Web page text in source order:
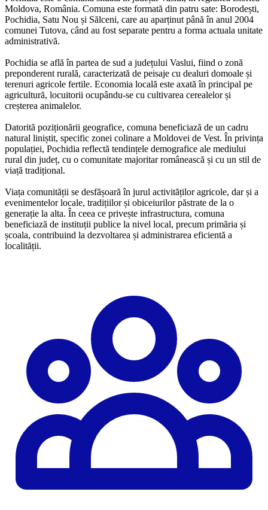
Moldova, România. Comuna este formată din patru sate: Borodești,
Pochidia, Satu Nou și Sălceni, care au aparținut până în anul 2004
comunei Tutova, când au fost separate pentru a forma actuala unitate
administrativă.
Pochidia se află în partea de sud a județului Vaslui, fiind o zonă
preponderent rurală, caracterizată de peisaje cu dealuri domoale și
terenuri agricole fertile. Economia locală este axată în principal pe
agricultură, locuitorii ocupându-se cu cultivarea cerealelor și
creșterea animalelor.
Datorită poziționării geografice, comuna beneficiază de un cadru
natural liniștit, specific zonei colinare a Moldovei de Vest. În privința
populației, Pochidia reflectă tendințele demografice ale mediului
rural din județ, cu o comunitate majoritar românească și cu un stil de
viață tradițional.
Viața comunității se desfășoară în jurul activităților agricole, dar și a
evenimentelor locale, tradițiilor și obiceiurilor păstrate de la o
generație la alta. În ceea ce privește infrastructura, comuna
beneficiază de instituții publice la nivel local, precum primăria și
școala, contribuind la dezvoltarea și administrarea eficientă a
localității.